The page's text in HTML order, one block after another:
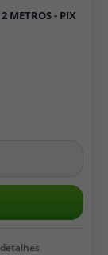
METROS - PIX